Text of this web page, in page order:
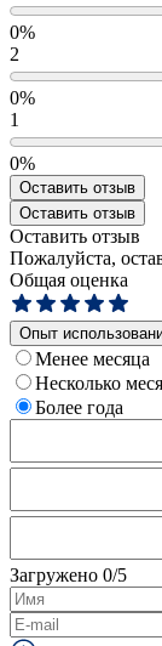
0%
2
0%
1
0%
Оставить отзыв
Оставить отзыв
Оставить отзыв
Пожалуйста,
Общая оценка
Опыт
Менее месяца
Несколько
Более года
Загружено 0/5